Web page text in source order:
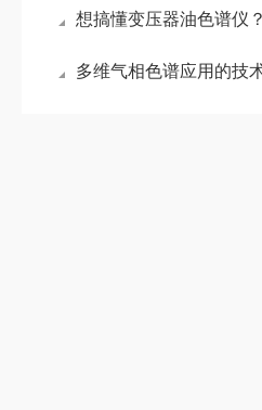
想搞懂变压器油色谱仪？先摸清这核心组成部
多维气相色谱应用的技